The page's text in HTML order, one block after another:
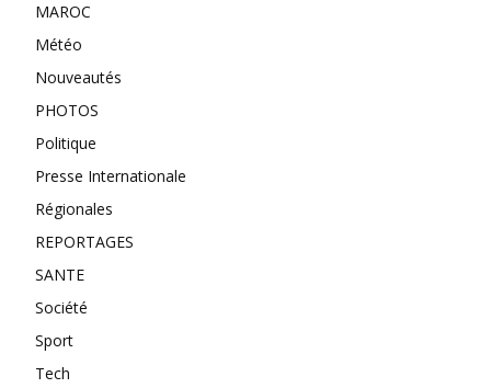
MAROC
Météo
Nouveautés
PHOTOS
Politique
Presse Internationale
Régionales
REPORTAGES
SANTE
Société
Sport
Tech